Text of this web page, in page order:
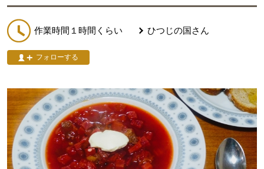
作業時間１時間くらい ひつじの国さん
フォローする